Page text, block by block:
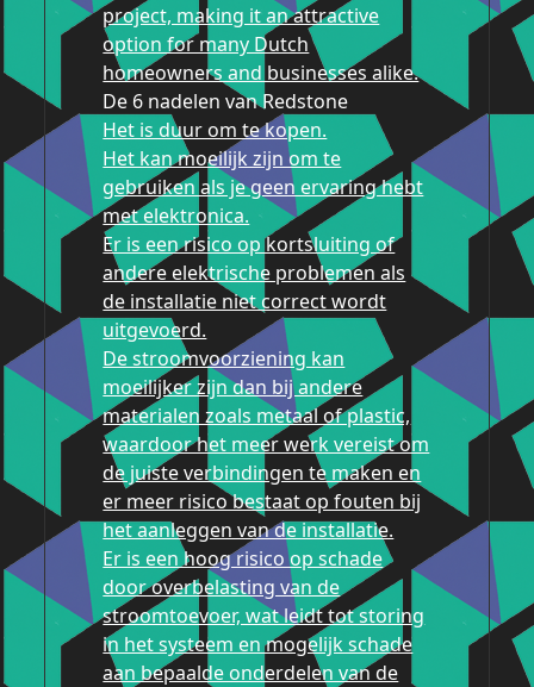
project, making it an attractive
option for many Dutch
homeowners and businesses alike.
De 6 nadelen van Redstone
Het is duur om te kopen.
Het kan moeilijk zijn om te
gebruiken als je geen ervaring hebt
met elektronica.
Er is een risico op kortsluiting of
andere elektrische problemen als
de installatie niet correct wordt
uitgevoerd.
De stroomvoorziening kan
moeilijker zijn dan bij andere
materialen zoals metaal of plastic,
waardoor het meer werk vereist om
de juiste verbindingen te maken en
er meer risico bestaat op fouten bij
het aanleggen van de installatie.
Er is een hoog risico op schade
door overbelasting van de
stroomtoevoer, wat leidt tot storing
in het systeem en mogelijk schade
aan bepaalde onderdelen van de